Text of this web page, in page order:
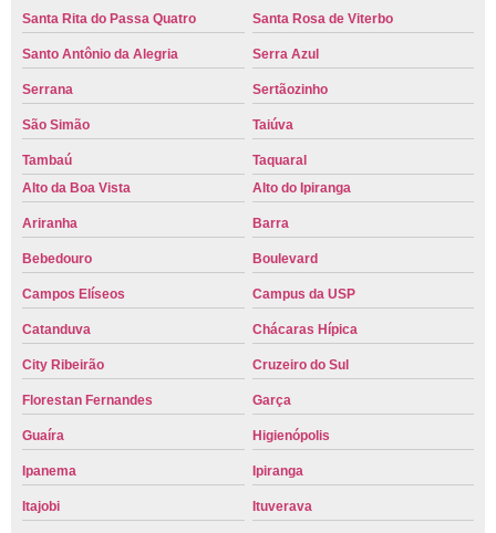
Santa Rita do Passa Quatro Santa Rosa de Viterbo
Santo Antônio da Alegria Serra Azul
Serrana Sertãozinho
São Simão Taiúva
Tambaú
Taquaral
Alto da Boa Vista
Alto do Ipiranga
Ariranha Barra
Bebedouro Boulevard
Campos Elíseos Campus da USP
Catanduva Chácaras Hípica
City Ribeirão Cruzeiro do Sul
Florestan Fernandes Garça
Guaíra Higienópolis
Ipanema Ipiranga
Itajobi Ituverava